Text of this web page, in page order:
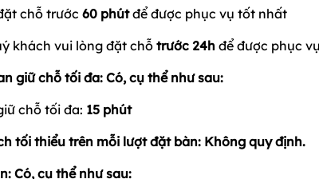
chỗ trước 60 phútđể được phục vụ tốt nhất
khách vui lòng đặt chỗ trước 24h để được phục
giữ chỗ tối đa: Có, cụ thể như sau:
chỗ tối đa: 15 phút
tối thiểu trên mỗi lượt đặt bàn: Không quy định.
Có, cụ thể như sau: